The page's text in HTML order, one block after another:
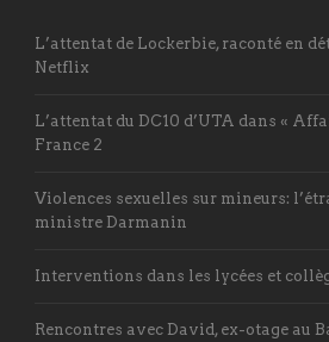
L’attentat de Lockerbie, raconté en
Netflix
L’attentat du DC10 d’UTA dans «
France 2
Violences sexuelles sur mineurs:
ministre Darmanin
Interventions dans les lycées et
Rencontres avec David, ex-otage au